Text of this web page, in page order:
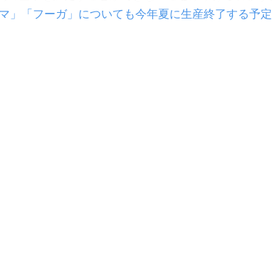
」「フーガ」についても今年夏に生産終了する予定